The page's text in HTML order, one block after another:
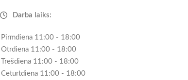
Darba laiks:
Pirmdiena 11:00 - 18:00
Otrdiena 11:00 - 18:00
Trešdiena 11:00 - 18:00
Ceturtdiena 11:00 - 18:00